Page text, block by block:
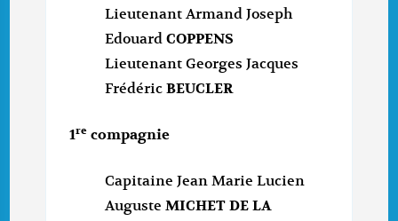
Lieutenant Armand Joseph
Edouard COPPENS
Lieutenant Georges Jacques
FrédéricBEUCLER
1re compagnie
Capitaine Jean Marie Lucien
AugusteMICHET DE LA